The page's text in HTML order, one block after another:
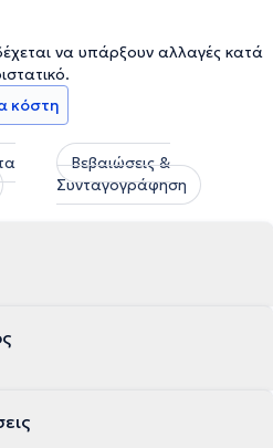
να υπάρξουν αλλαγές κατά
κόστη
Βεβαιώσεις &
Συνταγογράφηση